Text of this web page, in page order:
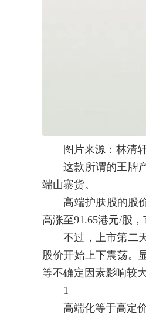
图片来源：林清轩
这款所谓的王牌产
端山寨货。
高端护肤股的股价
高涨至91.65港元/股，
不过，上市第二天
股价开始上下震荡。
等不确定因素影响较大
1
高端化等于高定价